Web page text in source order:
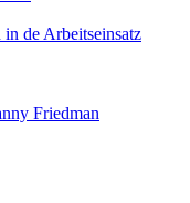
de Arbeitseinsatz
Friedman